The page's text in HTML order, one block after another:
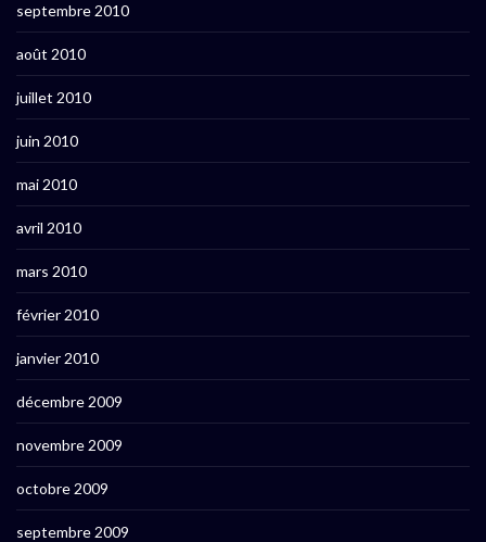
septembre 2010
août 2010
juillet 2010
juin 2010
mai 2010
avril 2010
mars 2010
février 2010
janvier 2010
décembre 2009
novembre 2009
octobre 2009
septembre 2009